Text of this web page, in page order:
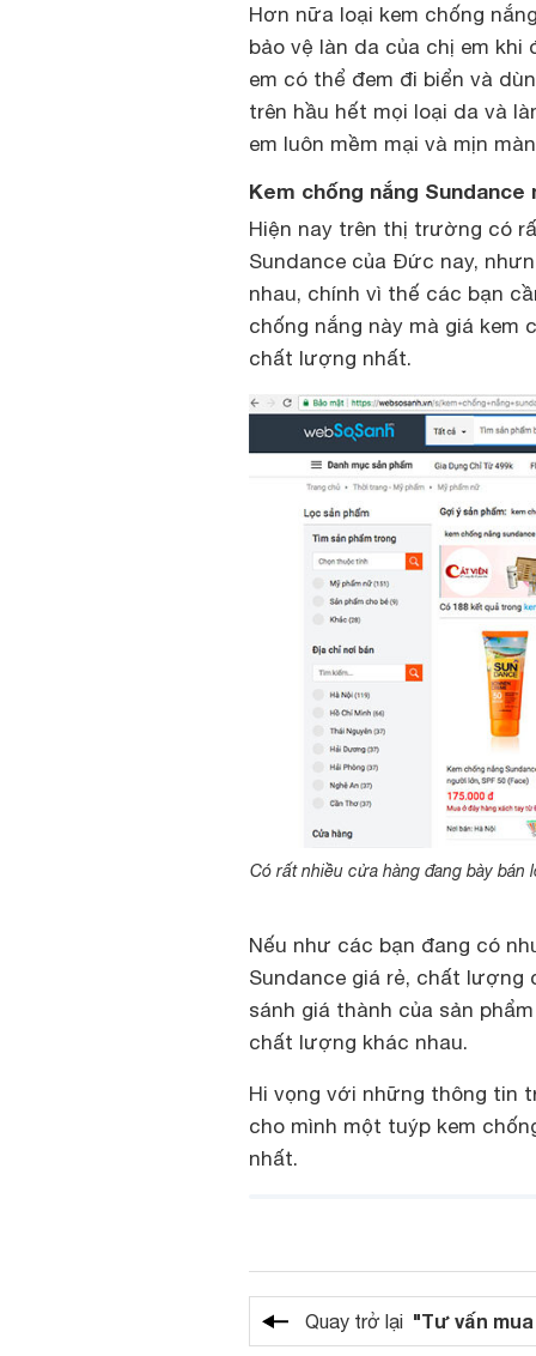
Hơn nữa loại kem chống
bảo vệ làn da của chị em
em có thể đem đi biển và
trên hầu hết mọi loại da và
em luôn mềm mại và mịn
Kem chống nắng
Hiện nay trên thị trường có
Sundance của Đức nay,
nhau, chính vì thế các bạn
chống nắng này mà giá kem
chất lượng nhất.
Có rất nhiều cửa hàng đang bày
Nếu như các bạn đang có
Sundance giá rẻ, chất lượng
sánh giá thành của sản
chất lượng khác nhau.
Hi vọng với những thông tin
cho mình một tuýp kem
nhất.
Quay trở lại "Tư vấn